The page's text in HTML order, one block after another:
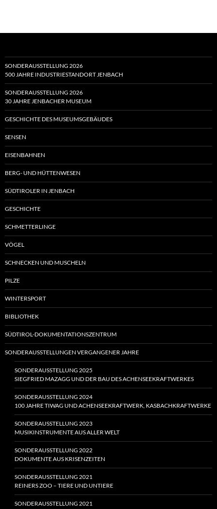
SONDERAUSSTELLUNG 2026
500 JAHRE INDUSTRIESTANDORT JENBACH
SONDERAUSSTELLUNG 2026
30 JAHRE JENBACHER MUSEUM
GESCHICHTE DES MUSEUMSGEBÄUDES
SENSEN
EISENBAHNEN
BERG- UND HÜTTENWESEN
SÜDTIROLER IN JENBACH
GESCHICHTE
SCHMETTERLINGE
VÖGEL
SCHNECKEN UND MUSCHELN
PILZE
WINTERSPORT
BIBLIOTHEK
SÜDTIROL-DOKUMENTATIONSZENTRUM
SONDERAUSSTELLUNGEN VERGANGENER JAHRE
SONDERAUSSTELLUNG 2025
SIEGFRIED MAZAGG UND DER BAU DES ACHENSEEKRAFTWERKES
SONDERAUSSTELLUNG 2024
100 JAHRE TIWAG UND ACHENSEEKRAFTWERK, KASBACHKRAFTWERKE
SONDERAUSSTELLUNG 2023
MUSIKINSTRUMENTE AUS ALLER WELT
SONDERAUSSTELLUNG 2022
DOKUMENTE AUS KRISENZEITEN
SONDERAUSSTELLUNG 2021
REINERS ZOO – TIERE UND UNTIERE
SONDERAUSSTELLUNG 2021